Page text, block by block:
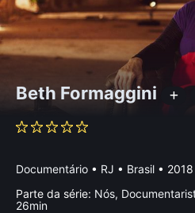
Beth Formaggini
Documentário • RJ • Brasil •
Parte da série: Nós,
26min